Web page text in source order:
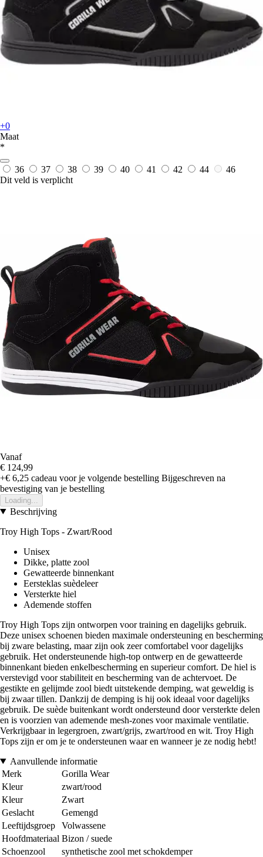
+0
Maat
*
36 37 38 39 40 41 42 44
46
Dit veld is verplicht
Vanaf
€ 124,99
+€ 6,25 cadeau voor je volgende bestelling Bijgeschreven na
bevestiging van je bestelling
Loading...
Beschrijving
Troy High Tops - Zwart/Rood
Unisex
Dikke, platte zool
Gewatteerde binnenkant
Eersteklas suèdeleer
Versterkte hiel
Ademende stoffen
Troy High Tops zijn ontworpen voor training en dagelijks gebruik.
Deze unisex schoenen bieden maximale ondersteuning en bescherming
bij zware belasting, maar zijn ook zeer comfortabel voor dagelijks
gebruik. Het ondersteunende high-top ontwerp en de gewatteerde
binnenkant bieden enkelbescherming en superieur comfort. De hiel is
verstevigd voor stabiliteit en bescherming van de achtervoet. De
gestikte en gelijmde zool biedt uitstekende demping, wat geweldig is
bij zwaar tillen. Dankzij de demping is hij ook ideaal voor dagelijks
gebruik. De suède buitenkant wordt ondersteund door versterkte delen
en is voorzien van ademende mesh-zones voor maximale ventilatie.
Verkrijgbaar in legergroen, zwart/grijs, zwart/rood en wit. Troy High
Tops zijn er om je te ondersteunen waar en wanneer je ze nodig hebt!
Aanvullende informatie
Merk
Gorilla Wear
Kleur
zwart/rood
Kleur
Zwart
Geslacht
Gemengd
Leeftijdsgroep
Volwassene
Hoofdmateriaal Bizon / suede
Schoenzool
synthetische zool met schokdemper